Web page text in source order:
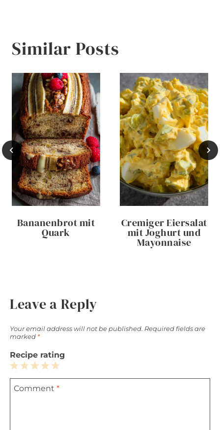
Similar Posts
Bananenbrot mit
Quark
Cremiger Eiersalat
mit Joghurt und
Mayonnaise
Leave a Reply
Your email address will not be published. Required fields are
marked *
Recipe rating
5
Stars
4
Stars
3
Stars
2
Stars
1
Star
Comment *